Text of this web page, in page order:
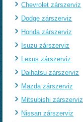
Chevrolet zárszerviz
Dodge zárszerviz
Honda zárszerviz
Isuzu zárszerviz
Lexus zárszerviz
Daihatsu zárszerviz
Mazda zárszerviz
Mitsubishi zárszerviz
Nissan zárszerviz